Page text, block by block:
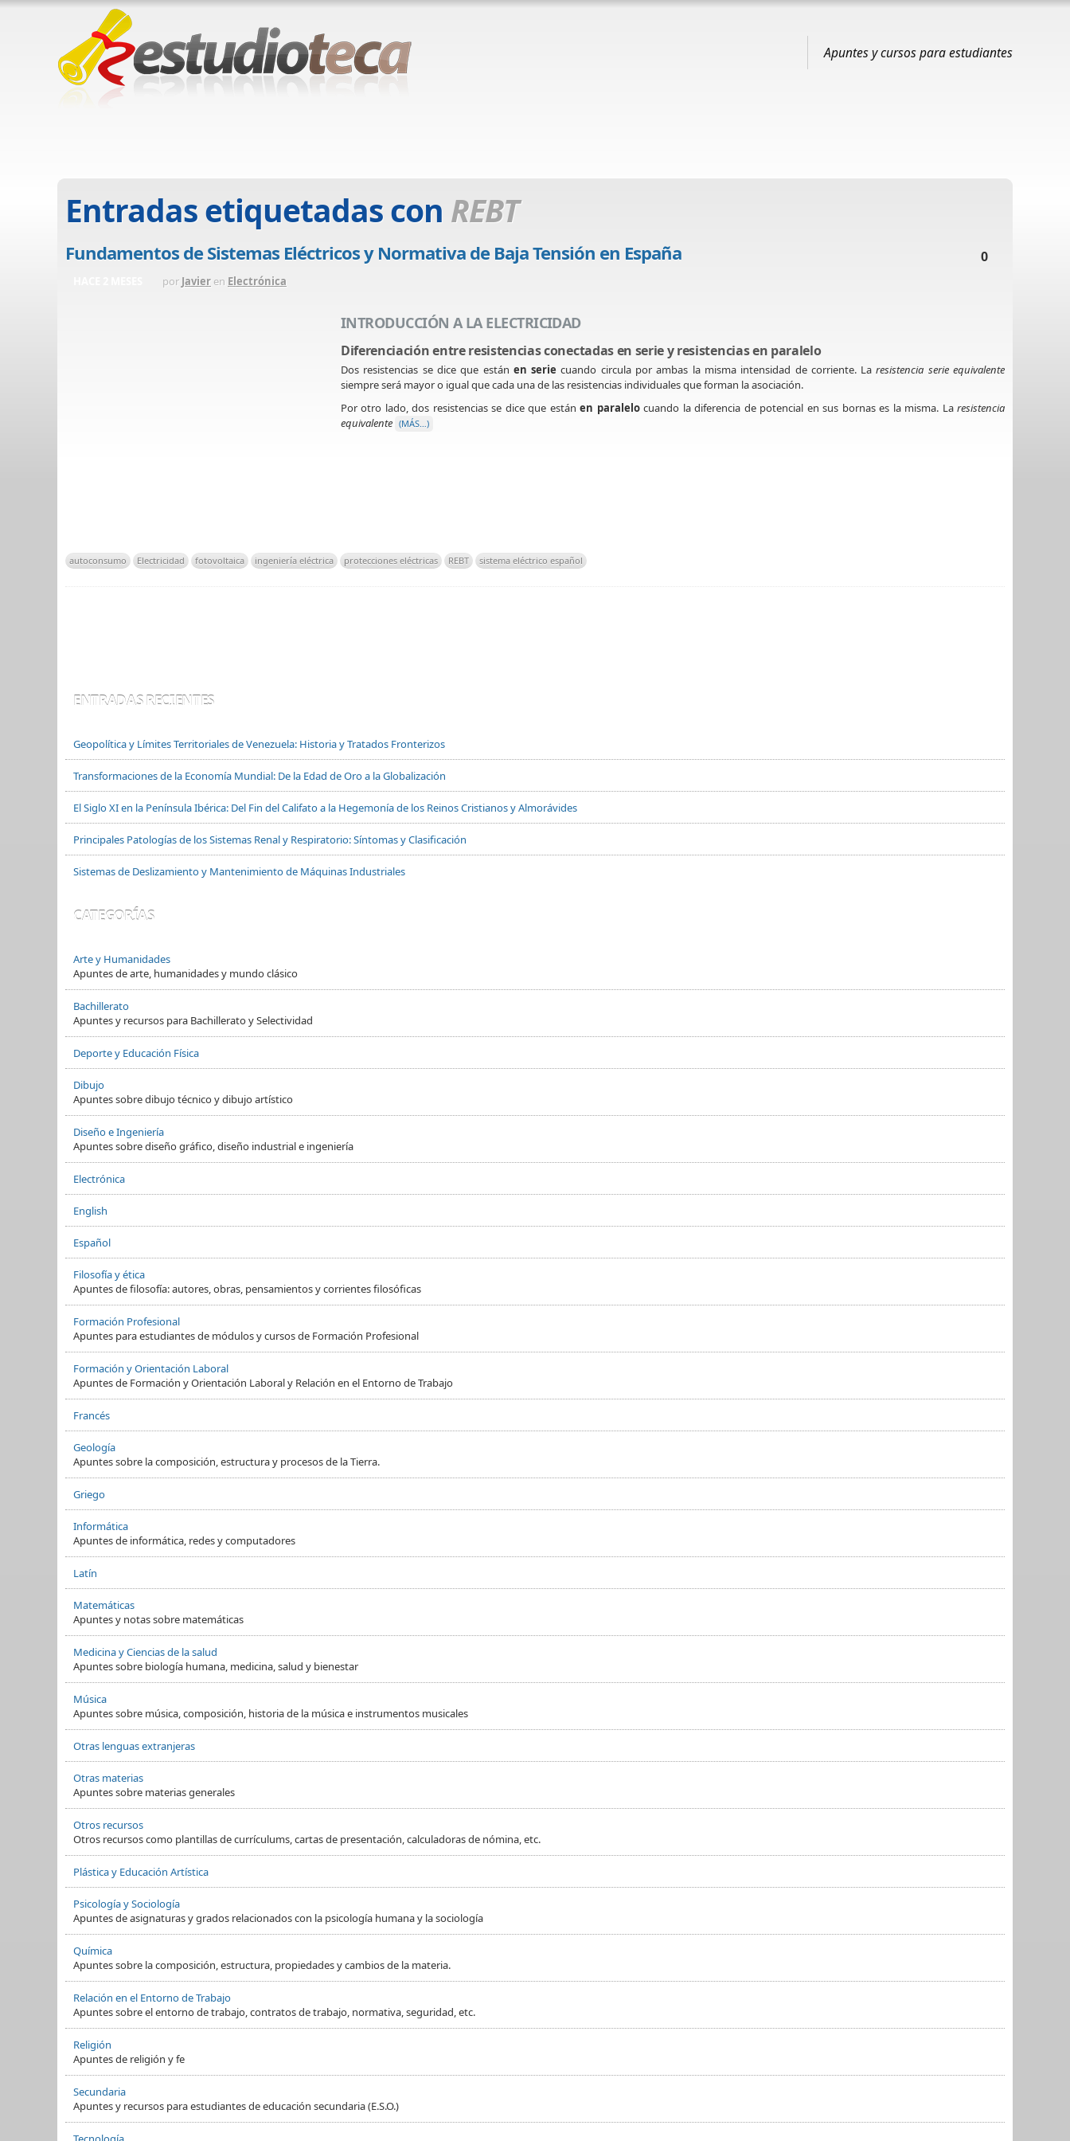
Apuntes y cursos para estudiantes
Entradas etiquetadas con REBT
Fundamentos de Sistemas Eléctricos y Normativa de Baja Tensión en España 0
por Javier en Electrónica
INTRODUCCIÓN A LA ELECTRICIDAD
Diferenciación entre resistencias conectadas en serie y resistencias en paralelo
Dos resistencias se dice que están en serie cuando circula por ambas la misma intensidad de corriente. Laresistencia serie equivalente
siempre será mayor o igual que cada una de las resistencias individuales que forman la asociación.
Por otro lado, dos resistencias se dice que estánen paralelocuando la diferencia de potencial en sus bornas es la misma. Laresistencia
equivalente (MÁS…)
autoconsumo Electricidad fotovoltaica ingeniería eléctrica protecciones eléctricas REBT sistema eléctrico español
ENTRADAS RECIENTES
Geopolítica y Límites Territoriales de Venezuela: Historia y Tratados Fronterizos
Transformaciones de la Economía Mundial: De la Edad de Oro a la Globalización
El Siglo XI en la Península Ibérica: Del Fin del Califato a la Hegemonía de los Reinos Cristianos y Almorávides
Principales Patologías de los Sistemas Renal y Respiratorio: Síntomas y Clasificación
Sistemas de Deslizamiento y Mantenimiento de Máquinas Industriales
CATEGORÍAS
Arte y Humanidades
Apuntes de arte, humanidades y mundo clásico
Bachillerato
Apuntes y recursos para Bachillerato y Selectividad
Deporte y Educación Física
Dibujo
Apuntes sobre dibujo técnico y dibujo artístico
Diseño e Ingeniería
Apuntes sobre diseño gráfico, diseño industrial e ingeniería
Electrónica
English
Español
Filosofía y ética
Apuntes de filosofía: autores, obras, pensamientos y corrientes filosóficas
Formación Profesional
Apuntes para estudiantes de módulos y cursos de Formación Profesional
Formación y Orientación Laboral
Apuntes de Formación y Orientación Laboral y Relación en el Entorno de Trabajo
Francés
Geología
Apuntes sobre la composición, estructura y procesos de la Tierra.
Griego
Informática
Apuntes de informática, redes y computadores
Latín
Matemáticas
Apuntes y notas sobre matemáticas
Medicina y Ciencias de la salud
Apuntes sobre biología humana, medicina, salud y bienestar
Música
Apuntes sobre música, composición, historia de la música e instrumentos musicales
Otras lenguas extranjeras
Otras materias
Apuntes sobre materias generales
Otros recursos
Otros recursos como plantillas de currículums, cartas de presentación, calculadoras de nómina, etc.
Plástica y Educación Artística
Psicología y Sociología
Apuntes de asignaturas y grados relacionados con la psicología humana y la sociología
Química
Apuntes sobre la composición, estructura, propiedades y cambios de la materia.
Relación en el Entorno de Trabajo
Apuntes sobre el entorno de trabajo, contratos de trabajo, normativa, seguridad, etc.
Religión
Apuntes de religión y fe
Secundaria
Apuntes y recursos para estudiantes de educación secundaria (E.S.O.)